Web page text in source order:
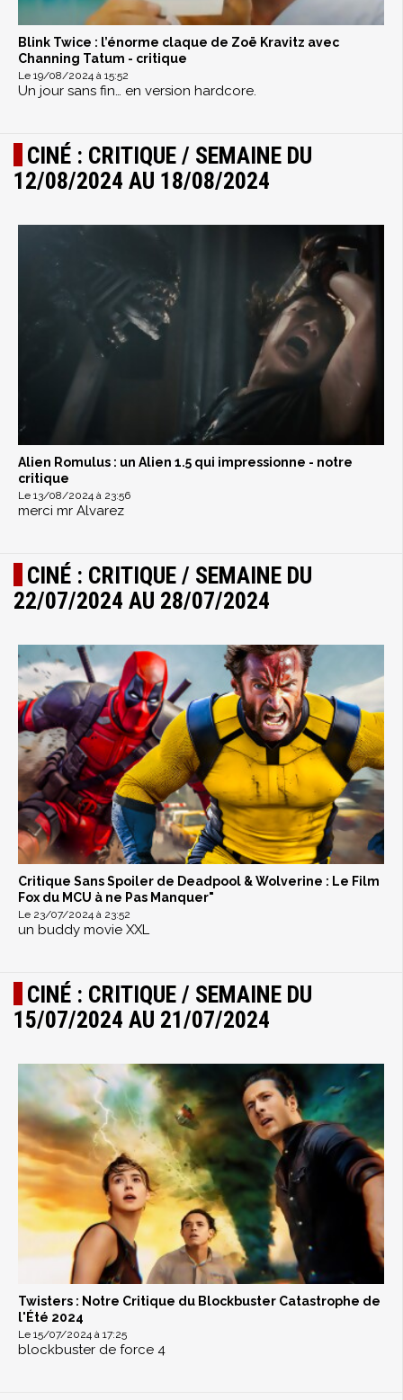
Blink Twice : l’énorme claque de Zoë Kravitz avec
Channing Tatum - critique
Le 19/08/2024 à 15:52
Un jour sans fin… en version hardcore.
CINÉ : CRITIQUE / SEMAINE DU
12/08/2024 AU 18/08/2024
Alien Romulus : un Alien 1.5 qui impressionne - notre
critique
Le 13/08/2024 à 23:56
merci mr Alvarez
CINÉ : CRITIQUE / SEMAINE DU
22/07/2024 AU 28/07/2024
Critique Sans Spoiler de Deadpool & Wolverine : Le Film
Fox du MCU à ne Pas Manquer"
Le 23/07/2024 à 23:52
un buddy movie XXL
CINÉ : CRITIQUE / SEMAINE DU
15/07/2024 AU 21/07/2024
Twisters : Notre Critique du Blockbuster Catastrophe de
l'Été 2024
Le 15/07/2024 à 17:25
blockbuster de force 4